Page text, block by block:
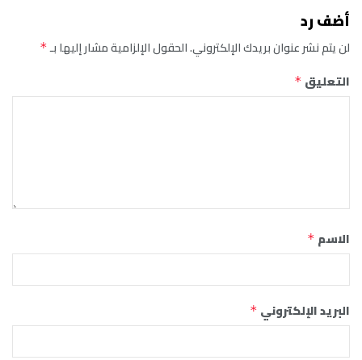
أضف رد
لن يتم نشر عنوان بريدك الإلكتروني.الحقول الإلزامية مشار إليها بـ*
التعليق *
الاسم *
البريد الإلكتروني *